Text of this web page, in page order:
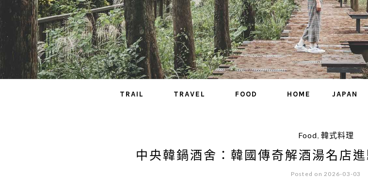
TRAIL TRAVEL FOOD HOME JAPAN
Food, 韓式料理
中央韓鍋酒舍：韓國傳奇解酒湯名店
Posted on 2026-03-03